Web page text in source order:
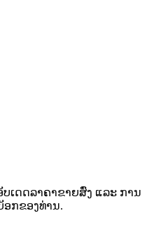
ເດດລາຄາຂາຍສົ່ງ ແລະ ການ
ອກຂອງທ່ານ.